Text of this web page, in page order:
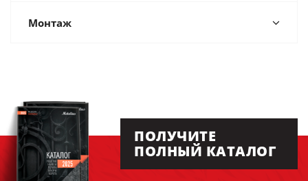
Монтаж
ПОЛУЧИТЕ
ПОЛНЫЙ КАТАЛОГ